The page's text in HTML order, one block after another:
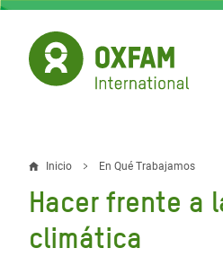
Pasar
contenido
principal
Sobrescribir
enlaces
de
Inicio En Qué Trabajamos
Hacer frente a
climática